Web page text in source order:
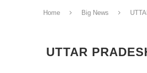
Home Big News
UTTAR